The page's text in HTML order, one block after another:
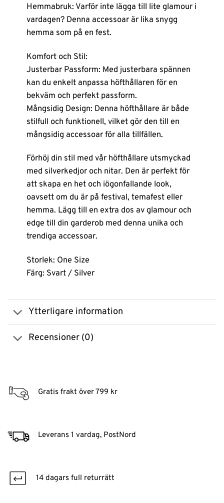
Hemmabruk: Varför inte lägga till lite glamour i
vardagen? Denna accessoar är lika snygg
hemma som på en fest.
Komfort och Stil:
Justerbar Passform: Med justerbara spännen
kan du enkelt anpassa höfthållaren för en
bekväm och perfekt passform.
Mångsidig Design: Denna höfthållare är både
stilfull och funktionell, vilket gör den till en
mångsidig accessoar för alla tillfällen.
Förhöj din stil med vår höfthållare utsmyckad
med silverkedjor och nitar. Den är perfekt för
att skapa en het och iögonfallande look,
oavsett om du är på festival, temafest eller
hemma. Lägg till en extra dos av glamour och
edge till din garderob med denna unika och
trendiga accessoar.
Storlek: One Size
Färg: Svart / Silver
Ytterligare information
Recensioner (0)
Gratis frakt över 799 kr
Leverans 1 vardag, PostNord
14 dagars full returrätt